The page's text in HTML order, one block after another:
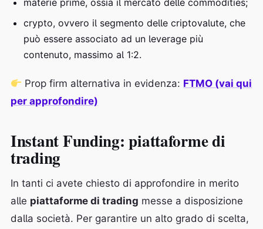
materie prime, ossia il mercato delle commodities;
crypto, ovvero il segmento delle criptovalute, che
può essere associato ad un leverage più
contenuto, massimo al 1:2.
Prop firm alternativa in evidenza: FTMO (vai qui
per approfondire)
Instant Funding: piattaforme di
trading
In tanti ci avete chiesto di approfondire in merito
alle piattaforme di trading messe a disposizione
dalla società. Per garantire un alto grado di scelta,